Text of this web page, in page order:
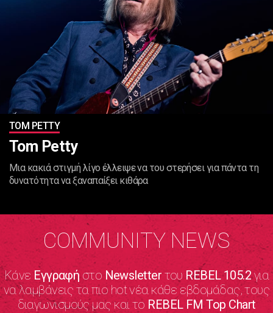
TOM PETTY
Tom Petty
Μια κακιά στιγμή λίγο έλλειψε να του στερήσει για πάντα τη
δυνατότητα να ξαναπαίξει κιθάρα
COMMUNITY NEWS
Κάνε Εγγραφήστο NewsletterτουREBEL 105.2για
να λαμβάνεις τα πιο hot νέα κάθε εβδομάδας, τους
διαγωνισμούς μας και το REBEL FM Top Chart